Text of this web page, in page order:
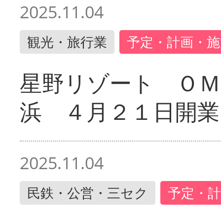
2025.11.04
観光・旅行業 予定・計画・
星野リゾート Ｏ
浜 ４月２１日開業
2025.11.04
民鉄・公営・三セク 予定・